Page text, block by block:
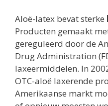
Aloë-latex bevat sterke
Producten gemaakt
gereguleerd door de
Drug Administration
laxeermiddelen. In
OTC-aloë laxerende
Amerikaanse markt